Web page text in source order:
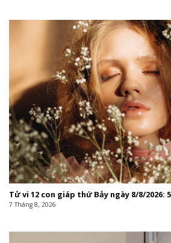
Tử vi 12 con giáp thứ Bảy ngày 8/8/2026:
7 Tháng 8, 2026